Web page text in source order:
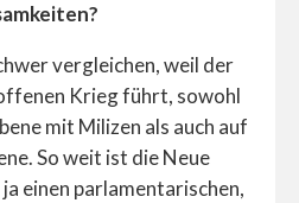
vergleichen, weil der
Krieg führt, sowohl
mit Milizen als auch auf
So weit ist die Neue
einen parlamentarischen,